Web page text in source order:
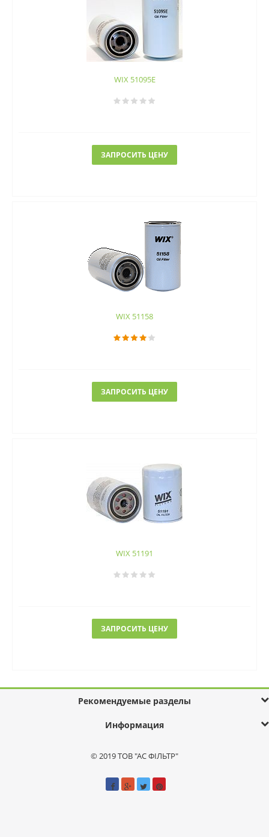
WIX 51095E
ЗАПРОСИТЬ ЦЕНУ
WIX 51158
ЗАПРОСИТЬ ЦЕНУ
WIX 51191
ЗАПРОСИТЬ ЦЕНУ
Рекомендуемые разделы
Информация
© 2019 ТОВ "АС ФІЛЬТР"